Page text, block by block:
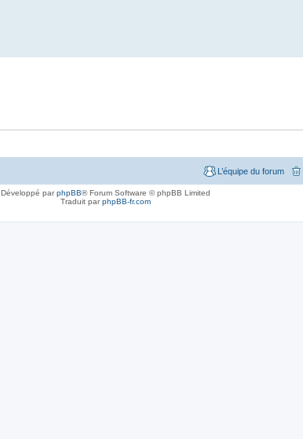
L’équipe du forum
Développé parphpBB® Forum Software © phpBB Limited
Traduit parphpBB-fr.com